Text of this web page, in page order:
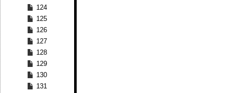
124
125
126
127
128
129
130
131